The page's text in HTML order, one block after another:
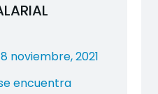
noviembre, 2021
encuentra